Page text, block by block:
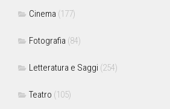
Cinema (177)
Fotografia (84)
Letteratura e Saggi (254)
Teatro (105)